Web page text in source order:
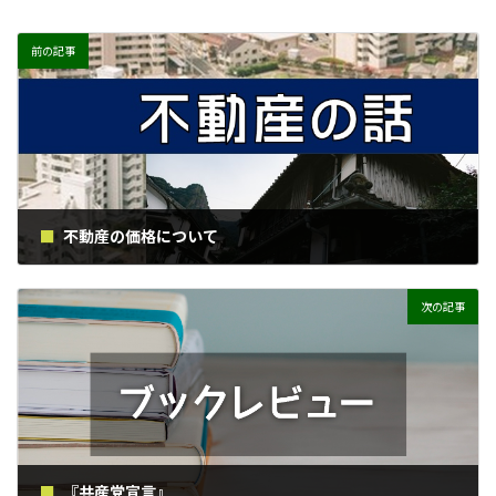
前の記事
不動産の価格について
次の記事